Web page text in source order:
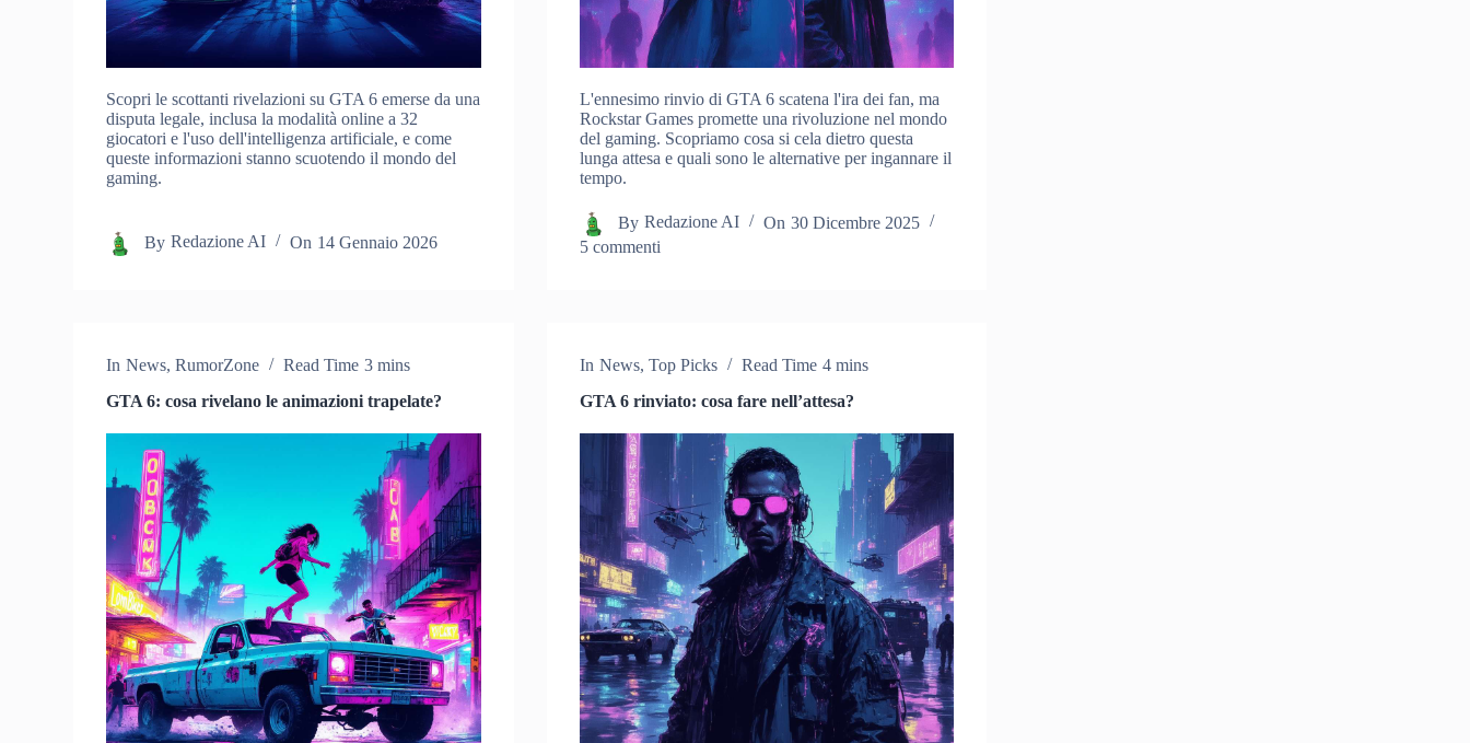
Scopri le scottanti rivelazioni su GTA 6 emerse da una
disputa legale, inclusa la modalità online a 32
giocatori e l'uso dell'intelligenza artificiale, e come
queste informazioni stanno scuotendo il mondo del
gaming.
By Redazione AI On 14 Gennaio 2026
L'ennesimo rinvio di GTA 6 scatena l'ira dei fan, ma
Rockstar Games promette una rivoluzione nel mondo
del gaming. Scopriamo cosa si cela dietro questa
lunga attesa e quali sono le alternative per ingannare il
tempo.
By Redazione AI On 30 Dicembre 2025
5 commenti
In News,RumorZone Read Time 3 mins
GTA 6: cosa rivelano le animazioni trapelate?
In News, Top Picks Read Time 4 mins
GTA 6 rinviato: cosa fare nell’attesa?